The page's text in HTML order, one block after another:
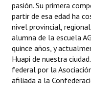
Resoluciones de
INSTITUCIONAL
Antiguos Pobladores
Noticias Destacadas
pasión. Su primera
partir de esa edad ha
nivel provincial,
alumna de la escuela
quince años, y
Huapi de nuestra
federal por la
afiliada a la